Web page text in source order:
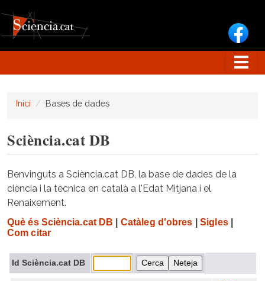
Inici Bases de dades
Sciència.cat DB
Benvinguts a Sciència.cat DB, la base de dades de la
ciència i la tècnica en català a l'Edat Mitjana i el
Renaixement.
Què és Sciència.cat DB Catàleg d'obres Sigles|
Com citar
Id Sciència.cat DB